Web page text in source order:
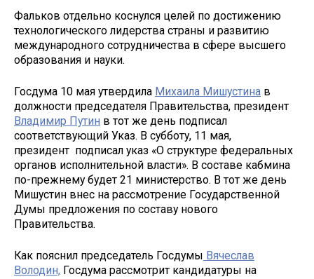
Фальков отдельно коснулся целей по достижению
технологического лидерства страны и развитию
международного сотрудничества в сфере высшего
образования и науки.
Госдума 10 мая утвердила Михаила Мишустина в
должности председателя Правительства, президент
Владимир Путин в тот же день подписал
соответствующий Указ. В субботу, 11 мая,
президент подписал указ «О структуре федеральных
органов исполнительной власти». В составе кабмина
по-прежнему будет 21 министерство. В тот же день
Мишустин внес на рассмотрение Государственной
Думы предложения по составу нового
Правительства.
Как пояснил председатель Госдумы Вячеслав
Володин, Госдума рассмотрит кандидатуры на